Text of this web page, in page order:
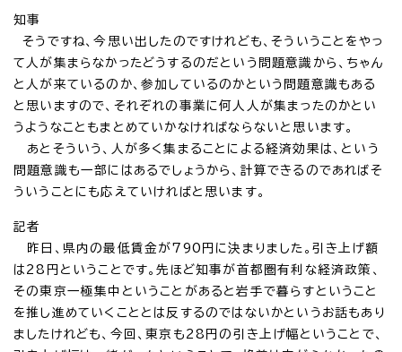
知事
そうですね、今思い出したのですけれども、そういうことをやっ
て人が集まらなかったどうするのだという問題意識から、ちゃん
と人が来ているのか、参加しているのかという問題意識もある
と思いますので、それぞれの事業に何人人が集まったのかとい
うようなこともまとめていかなければならないと思います。
あとそういう、人が多く集まることによる経済効果は、という
問題意識も一部にはあるでしょうから、計算できるのであればそ
ういうことにも応えていければと思います。
記者
昨日、県内の最低賃金が790円に決まりました。引き上げ額
は28円ということです。先ほど知事が首都圏有利な経済政策、
その東京一極集中ということがあると岩手で暮らすということ
を推し進めていくこととは反するのではないかというお話もあり
ましたけれども、今回、東京も28円の引き上げ幅ということで、